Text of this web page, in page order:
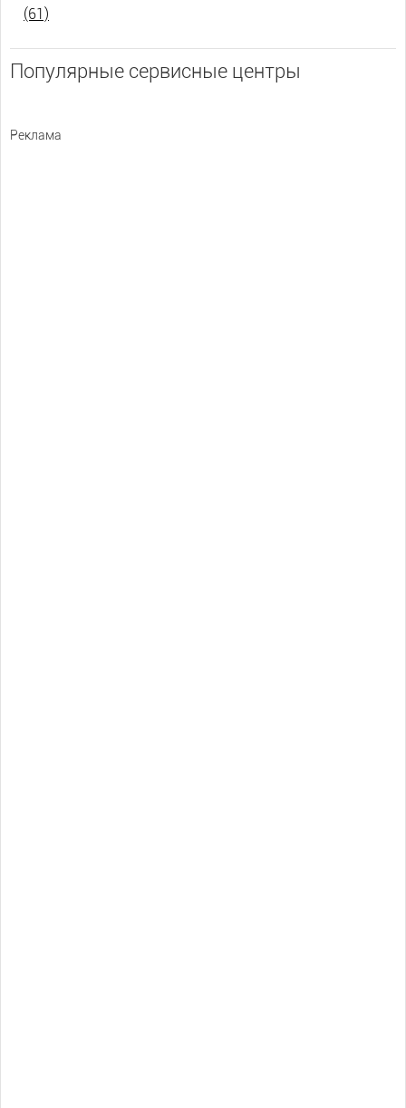
(61)
Популярные сервисные центры
Реклама